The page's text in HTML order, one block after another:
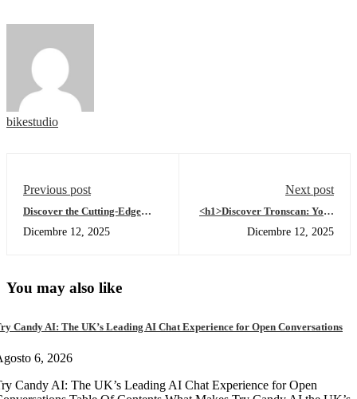
bikestudio
Previous post
Discover the Cutting-Edge
Dicembre 12, 2025
Next post
<h1>Discover Tronscan: Your
Tracking</h1>
Dicembre 12, 2025
You may also like
Candy AI: The UK’s Leading AI Chat Experience for Open Conversations
6, 2026
Candy AI: The UK’s Leading AI Chat Experience for Open